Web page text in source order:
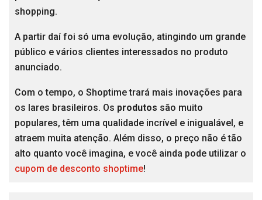
shopping.
A partir daí foi só uma evolução, atingindo um grande
público e vários clientes interessados ​​no produto
anunciado.
Com o tempo, o Shoptime trará mais inovações para
os lares brasileiros. Os produtos são muito
populares, têm uma qualidade incrível e inigualável, e
atraem muita atenção. Além disso, o preço não é tão
alto quanto você imagina, e você ainda pode utilizar o
cupom de desconto shoptime!